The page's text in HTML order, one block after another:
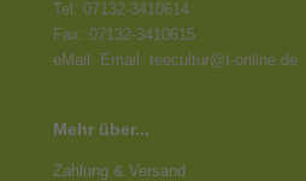
Tel: 07132-3410614
Fax: 07132-3410615
eMail: Email: teecultur@t-online.de
Mehr über...
Zahlung & Versand